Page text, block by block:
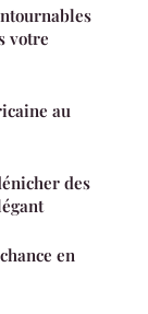
votre
au
des
en